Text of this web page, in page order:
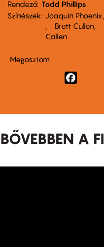
Rendező Todd Phillips
Színészek
Joaquin Phoenix
Brett Cullen
Callen
Megosztom
BŐVEBBEN A